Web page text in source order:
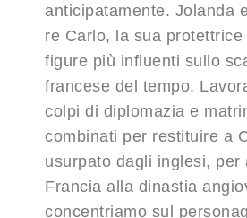
anticipatamente. Jolanda
re Carlo, la sua
figure più influenti sullo
francese del tempo.
colpi di diplomazia e
combinati per restituire a
usurpato dagli inglesi, per
Francia alla dinastia
concentriamo sul